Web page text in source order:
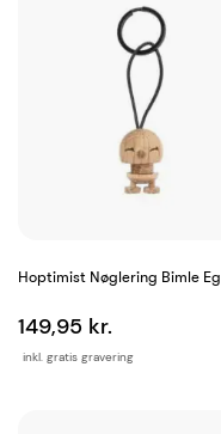
Hoptimist Nøglering Bimle Eg
inkl. gratis gravering
149,95 kr.